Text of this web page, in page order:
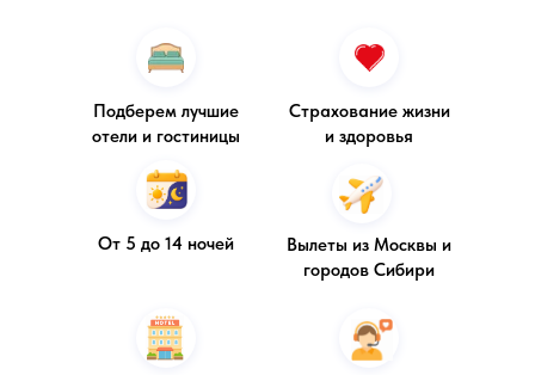
Подберем лучшие
отели и гостиницы
Страхование жизни
и здоровья
От 5 до 14 ночей
Вылеты из Москвы и
городов Сибири